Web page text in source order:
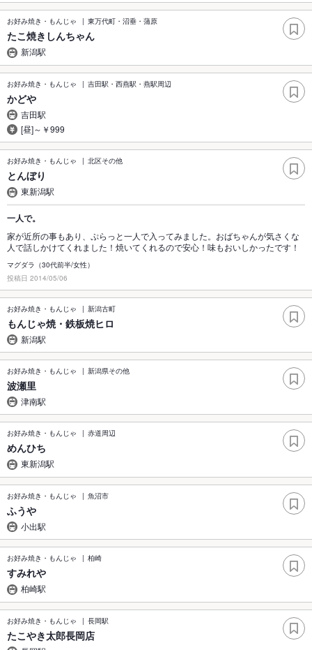
お好み焼き・もんじゃ 東万代町・沼垂・蒲原
たこ焼きしんちゃん
新潟駅
お好み焼き・もんじゃ 吉田駅・西燕駅・燕駅周辺
かどや
吉田駅
[昼]～￥999
お好み焼き・もんじゃ 北区その他
とんぼり
東新潟駅
一人で。
家が近所の事もあり、ぷらっと一人で入ってみました。おばちゃんが気さくな
人で話しかけてくれました！焼いてくれるので安心！味もおいしかったです！
マグダラ（30代前半/女性）
投稿日 2014/05/06
お好み焼き・もんじゃ 新潟古町
もんじゃ焼・鉄板焼ヒロ
新潟駅
お好み焼き・もんじゃ 新潟県その他
波瀬里
津南駅
お好み焼き・もんじゃ 赤道周辺
めんひち
東新潟駅
お好み焼き・もんじゃ 魚沼市
ふうや
小出駅
お好み焼き・もんじゃ 柏崎
すみれや
柏崎駅
お好み焼き・もんじゃ 長岡駅
たこやき太郎長岡店